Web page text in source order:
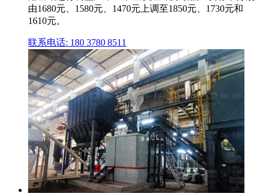
由1680元、1580元、1470元上调至1850元、1730元和
1610元。
联系电话: 180 3780 8511